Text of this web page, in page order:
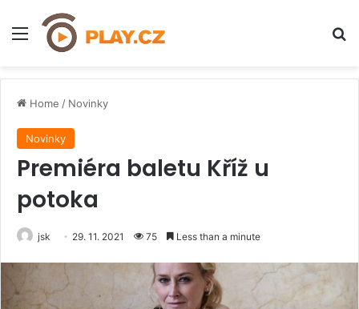
Menu
Home / Novinky
Novinky
Premiéra baletu Kříž u
potoka
jsk 29. 11. 2021 75 Less than a minute